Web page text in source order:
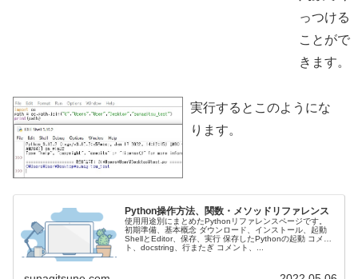
っつける
ことがで
きます。
実行するとこのようにな
ります。
Python操作方法、関数・メソッドリファレンス
使用用途別にまとめたPythonリファレンスページです。
初期準備、基本概念 ダウンロード、インストール、起動
ShellとEditor、保存、実行 保存したPythonの起動 コメン
ト、docstring、行またぎ コメント、...